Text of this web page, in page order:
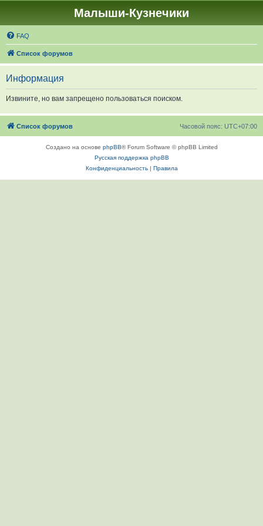
Малыши-Кузнечики
FAQ
Список форумов
Информация
Извините, но вам запрещено пользоваться поиском.
Список форумов Часовой пояс: UTC+07:00
Создано на основе phpBB® Forum Software © phpBB Limited
Русская поддержка phpBB
Конфиденциальность| Правила